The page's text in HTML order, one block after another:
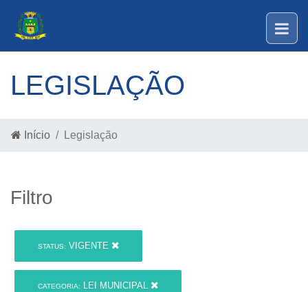
LEGISLAÇÃO
Início Legislação
Filtro
STATUS: VIGENTE
CATEGORIA: LEI MUNICIPAL